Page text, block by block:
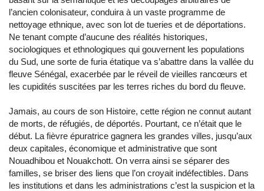
l’ancien colonisateur, conduira à un vaste programme de
nettoyage ethnique, avec son lot de tueries et de déportations.
Ne tenant compte d’aucune des réalités historiques,
sociologiques et ethnologiques qui gouvernent les populations
du Sud, une sorte de furia étatique va s’abattre dans la vallée du
fleuve Sénégal, exacerbée par le réveil de vieilles rancœurs et
les cupidités suscitées par les terres riches du bord du fleuve.
Jamais, au cours de son Histoire, cette région ne connut autant
de morts, de réfugiés, de déportés. Pourtant, ce n’était que le
début. La fièvre épuratrice gagnera les grandes villes, jusqu’aux
deux capitales, économique et administrative que sont
Nouadhibou et Nouakchott. On verra ainsi se séparer des
familles, se briser des liens que l’on croyait indéfectibles. Dans
les institutions et dans les administrations c’est la suspicion et la